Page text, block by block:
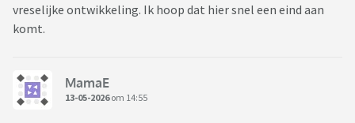
vreselijke ontwikkeling. Ik hoop dat hier snel een eind aan
komt.
MamaE
13-05-2026om 14:55